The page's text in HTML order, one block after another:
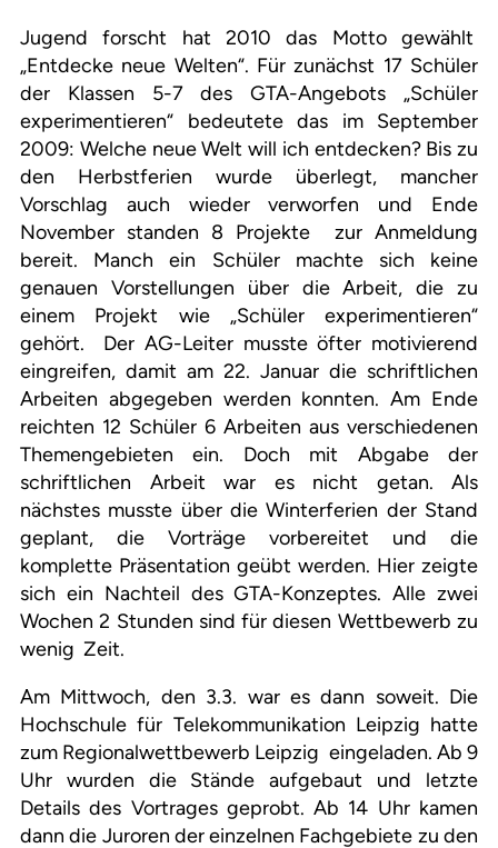
Jugend forscht hat 2010 das Motto gewählt
„Entdecke neue Welten“. Für zunächst 17 Schüler
der Klassen 5-7 des GTA-Angebots „Schüler
experimentieren“ bedeutete das im September
2009: Welche neue Welt will ich entdecken? Bis zu
den Herbstferien wurde überlegt, mancher
Vorschlag auch wieder verworfen und Ende
November standen 8 Projekte
zur Anmeldung
bereit. Manch ein Schüler machte sich keine
genauen Vorstellungen über die Arbeit, die zu
einem Projekt wie „Schüler experimentieren“
gehört.
Der AG-Leiter musste öfter motivierend
eingreifen, damit am 22. Januar die schriftlichen
Arbeiten abgegeben werden konnten. Am Ende
reichten 12 Schüler 6 Arbeiten aus verschiedenen
Themengebieten ein. Doch mit Abgabe der
schriftlichen Arbeit war es nicht getan. Als
nächstes musste über die Winterferien der Stand
geplant, die Vorträge vorbereitet und die
komplette Präsentation geübt werden. Hier zeigte
sich ein Nachteil des GTA-Konzeptes. Alle zwei
Wochen 2 Stunden sind für diesen Wettbewerb zu
wenig Zeit.
Am Mittwoch, den 3.3. war es dann soweit. Die
Hochschule für Telekommunikation Leipzig hatte
zum Regionalwettbewerb Leipzig eingeladen. Ab 9
Uhr wurden die Stände aufgebaut und letzte
Details des Vortrages geprobt. Ab 14 Uhr kamen
dann die Juroren der einzelnen Fachgebiete zu den